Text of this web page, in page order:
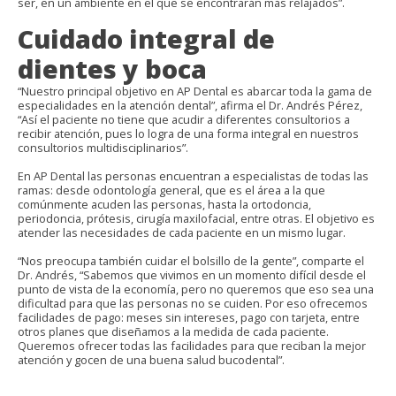
Cuidado integral de
dientes y boca
“Nuestro principal objetivo en AP Dental es abarcar toda la gama de
especialidades en la atención dental”, afirma el Dr. Andrés Pérez,
“Así el paciente no tiene que acudir a diferentes consultorios a
recibir atención, pues lo logra de una forma integral en nuestros
consultorios multidisciplinarios”.
En AP Dental las personas encuentran a especialistas de todas las
ramas: desde odontología general, que es el área a la que
comúnmente acuden las personas, hasta la ortodoncia,
periodoncia, prótesis, cirugía maxilofacial, entre otras. El objetivo es
atender las necesidades de cada paciente en un mismo lugar.
“Nos preocupa también cuidar el bolsillo de la gente”, comparte el
Dr. Andrés, “Sabemos que vivimos en un momento difícil desde el
punto de vista de la economía, pero no queremos que eso sea una
dificultad para que las personas no se cuiden. Por eso ofrecemos
facilidades de pago: meses sin intereses, pago con tarjeta, entre
otros planes que diseñamos a la medida de cada paciente.
Queremos ofrecer todas las facilidades para que reciban la mejor
atención y gocen de una buena salud bucodental”.